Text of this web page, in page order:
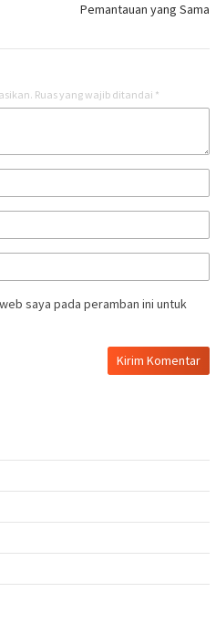
Pemantauan yang Sama
Ruas yang wajib ditandai *
saya pada peramban ini untuk